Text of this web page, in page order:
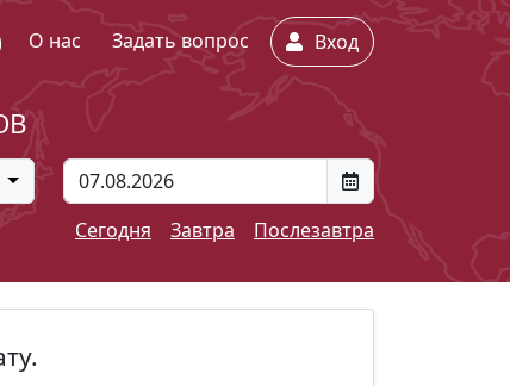
О нас Задать вопрос Вход
Сегодня
Завтра Послезавтра